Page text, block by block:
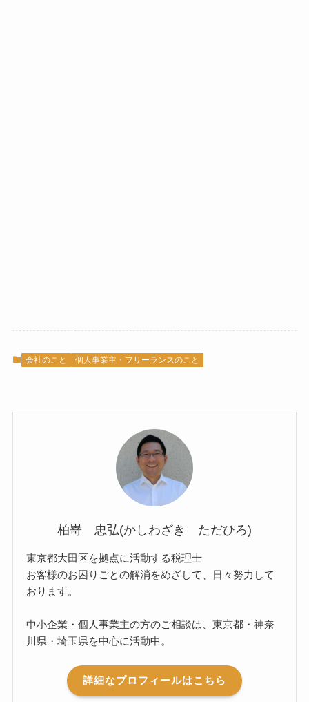
会社のこと 個人事業主・フリーランスのこと
柏嵜 忠弘(かしわざき ただひろ)
東京都大田区を拠点に活動する税理士
お客様のお困りごとの解消をめざして、日々努力して
おります。
中小企業・個人事業主の方のご相談は、東京都・神奈
川県・埼玉県を中心に活動中。
詳細なプロフィールはこちら